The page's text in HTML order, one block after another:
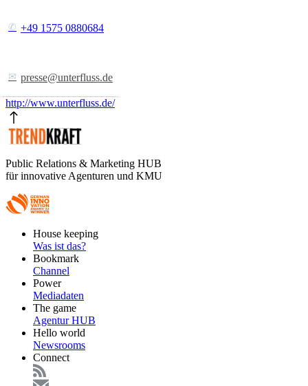
+49 1575 0880684
presse@unterfluss.de
http://www.unterfluss.de/
Public Relations & Marketing HUB
für innovative Agenturen und KMU
FooterHouse keeping
Was ist das?
Bookmark
Channel
Power
Mediadaten
The game
Agentur HUB
Hello world
Newsrooms
Connect